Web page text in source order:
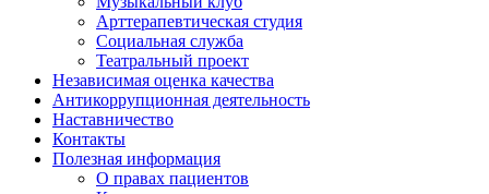
Арттерапевтическая студия
Социальная служба
Театральный проект
Независимая оценка качества
Антикоррупционная деятельность
Наставничество
Контакты
Полезная информация
О правах пациентов